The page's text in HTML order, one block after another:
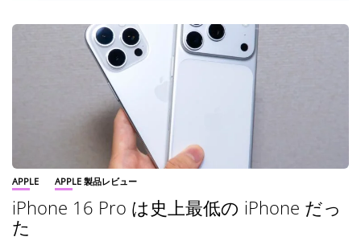
APPLE APPLE 製品レビュー
iPhone 16 Pro は史上最低の iPhone だっ
た